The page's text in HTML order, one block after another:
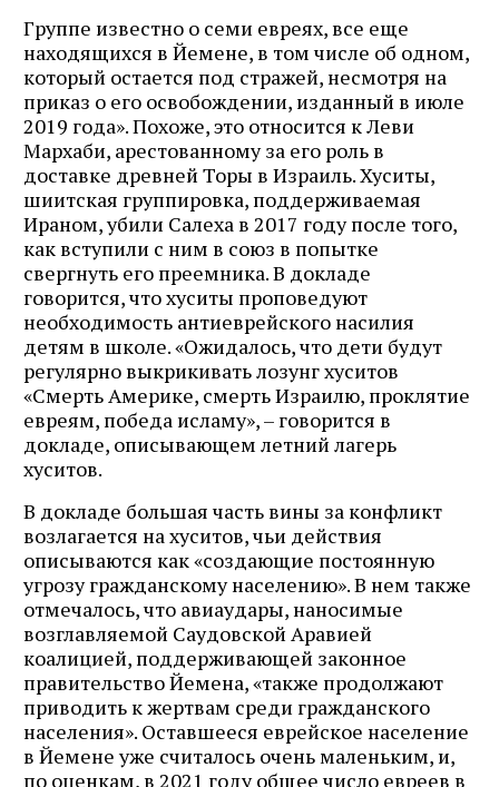
Группе известно о семи евреях, все еще
находящихся в Йемене, в том числе об одном,
который остается под стражей, несмотря на
приказ о его освобождении, изданный в июле
2019 года». Похоже, это относится к Леви
Мархаби, арестованному за его роль в
доставке древней Торы в Израиль. Хуситы,
шиитская группировка, поддерживаемая
Ираном, убили Салеха в 2017 году после того,
как вступили с ним в союз в попытке
свергнуть его преемника. В докладе
говорится, что хуситы проповедуют
необходимость антиеврейского насилия
детям в школе. «Ожидалось, что дети будут
регулярно выкрикивать лозунг хуситов
«Смерть Америке, смерть Израилю, проклятие
евреям, победа исламу», – говорится в
докладе, описывающем летний лагерь
хуситов.
В докладе большая часть вины за конфликт
возлагается на хуситов, чьи действия
описываются как «создающие постоянную
угрозу гражданскому населению». В нем также
отмечалось, что авиаудары, наносимые
возглавляемой Саудовской Аравией
коалицией, поддерживающей законное
правительство Йемена, «также продолжают
приводить к жертвам среди гражданского
населения». Оставшееся еврейское население
в Йемене уже считалось очень маленьким, и,
по оценкам, в 2021 году общее число евреев в